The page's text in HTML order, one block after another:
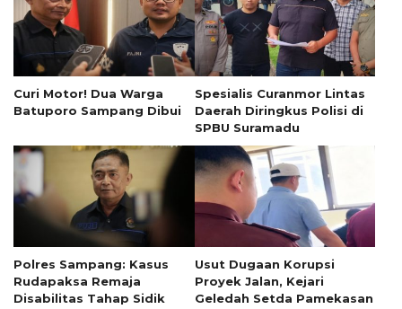
Curi Motor! Dua Warga
Batuporo Sampang Dibui
Spesialis Curanmor Lintas
Daerah Diringkus Polisi di
SPBU Suramadu
Polres Sampang: Kasus
Rudapaksa Remaja
Disabilitas Tahap Sidik
Usut Dugaan Korupsi
Proyek Jalan, Kejari
Geledah Setda Pamekasan